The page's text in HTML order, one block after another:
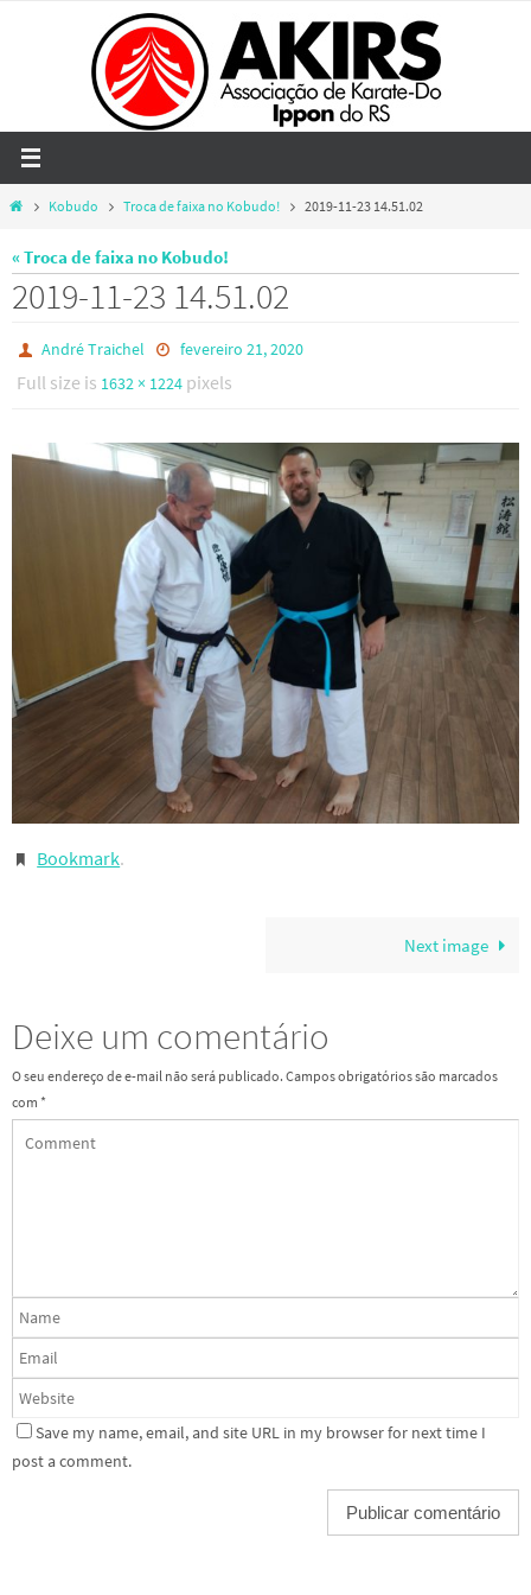
HomeKobudo Troca de faixa no Kobudo! 2019-11-23 14.51.02
« Troca de faixa no Kobudo!
2019-11-23 14.51.02
André Traichel fevereiro 21, 2020
Full size is 1632 × 1224 pixels
Bookmark.
Next image
Deixe um comentário
O seu endereço de e-mail não será publicado. Campos obrigatórios são marcados
com *
Save my name, email, and site URL in my browser for next time I
post a comment.